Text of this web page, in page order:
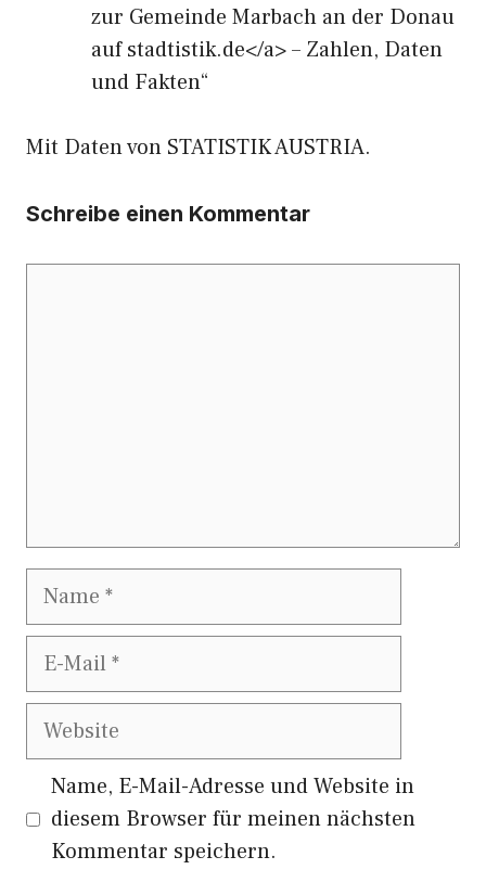
zur Gemeinde Marbach an der Donau
auf stadtistik.de</a> – Zahlen, Daten
und Fakten“
Mit Daten von STATISTIK AUSTRIA.
Schreibe einen Kommentar
Name
E-
Website
Name, E-Mail-Adresse und Website in
diesem Browser für meinen nächsten
Kommentar speichern.